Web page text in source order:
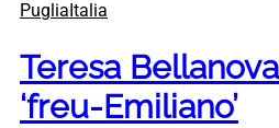
PugliaItalia
Teresa
‘freu-Emiliano’